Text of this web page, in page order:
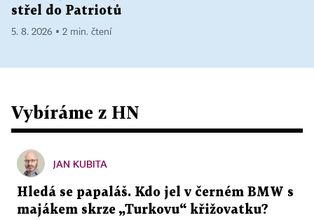
střel do Patriotů
5. 8. 2026 ▪ 2 min. čtení
Vybíráme z HN
JAN KUBITA
Hledá se papaláš. Kdo jel v černém BMW s
majákem skrze „Turkovu“ křižovatku?